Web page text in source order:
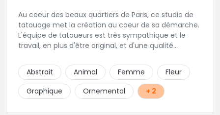
Au coeur des beaux quartiers de Paris, ce studio de
tatouage met la création au coeur de sa démarche.
L'équipe de tatoueurs est très sympathique et le
travail, en plus d'être original, et d'une qualité
également proposé. Une adresse de premier choix!
Abstrait Animal Femme
Fleur
Graphique
Ornemental + 2